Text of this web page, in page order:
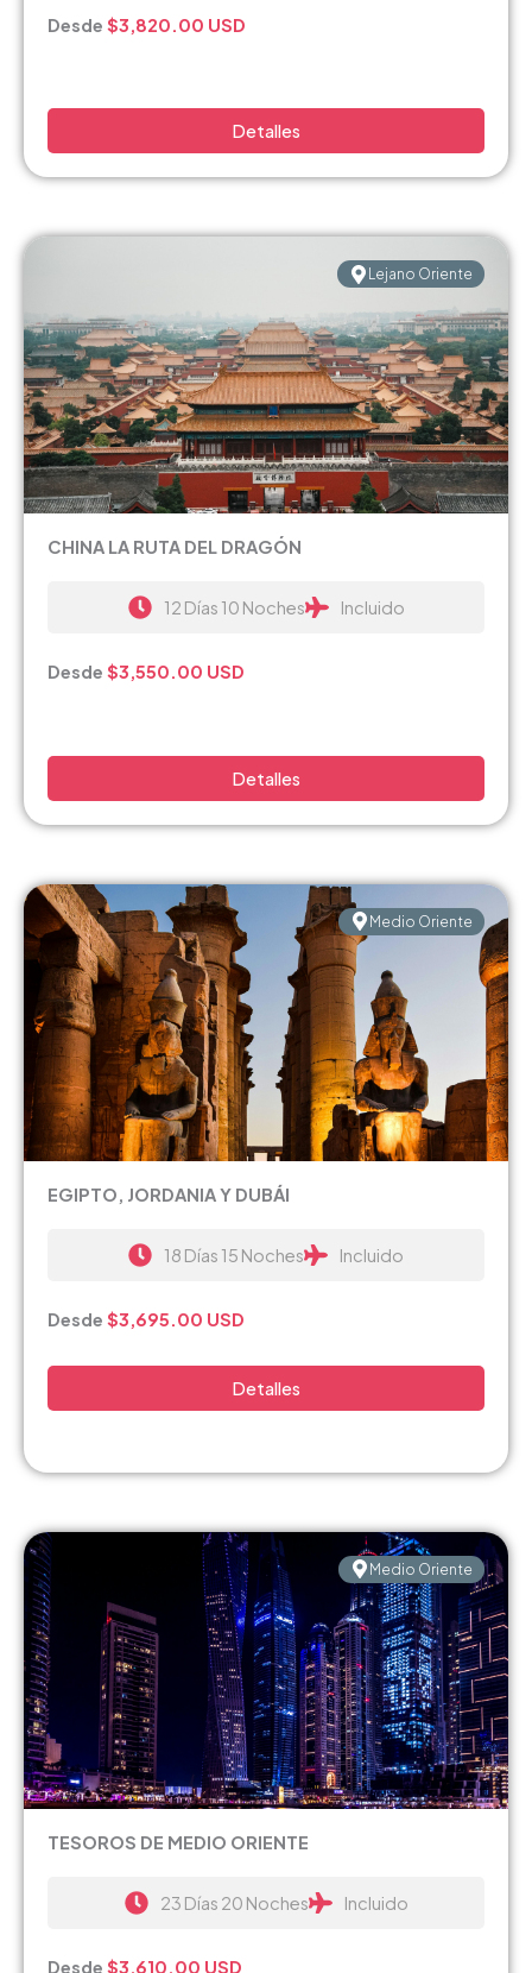
Desde $3,820.00 USD
Detalles
Lejano Oriente
CHINA LA RUTA DEL DRAGÓN
12 Días 10 Noches Incluido
Desde $3,550.00 USD
Detalles
Medio Oriente
EGIPTO, JORDANIA Y DUBÁI
18 Días 15 Noches Incluido
Desde $3,695.00 USD
Detalles
Medio Oriente
TESOROS DE MEDIO ORIENTE
23 Días 20 Noches Incluido
Desde $3,610.00 USD